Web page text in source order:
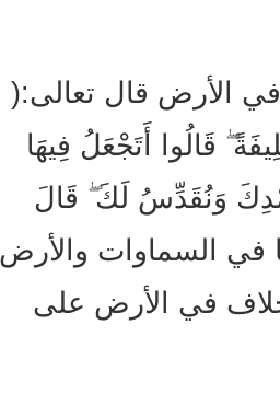
في الأرض قال تعالى:(
قَالُوا أَتَجْعَلُ فِيهَا
وَنُقَدِّسُ لَكَ ۖ قَالَ
البقرة/30 وسخر له ما في السماوات والأرض
في الأرض على